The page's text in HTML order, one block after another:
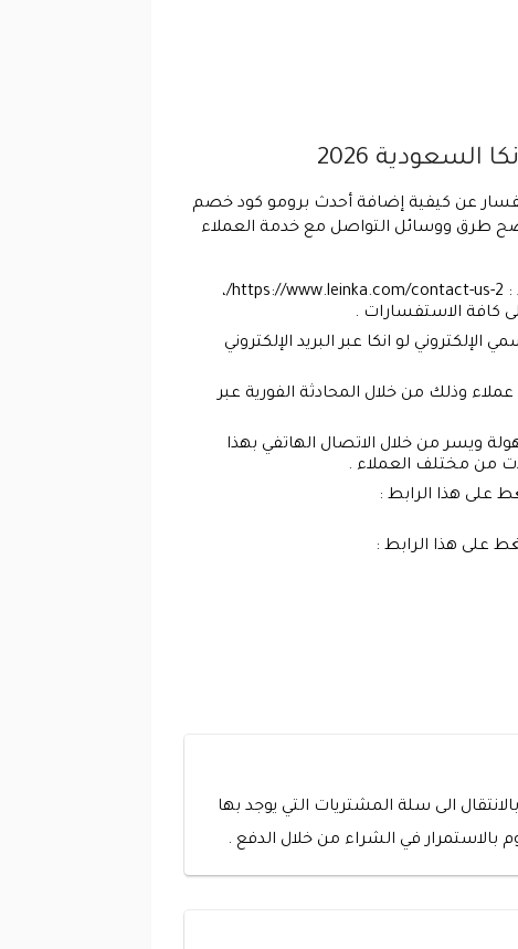
2026
عن كيفية إضافة أحدث برومو كود خصم
الآن بنشر قائمة توضح طرق ووسائل التواصل مع خدمة العملاء
يمكنكم التواصل مع خدمة العملاء في الموقع الرسمي الإلكتروني لو انكا عبر صفحة اتصل بنا عبر هذا الرابط : https://www.leinka.com/contact-us-2/،
كافة الاستفسارات .
لو انكا عبر البريد الإلكتروني
وذلك من خلال المحادثة الفورية عبر
ويسر من خلال الاتصال الهاتفي بهذا
على هذا الرابط :
على هذا الرابط :
الى سلة المشتريات التي يوجد بها
في الشراء من خلال الدفع .